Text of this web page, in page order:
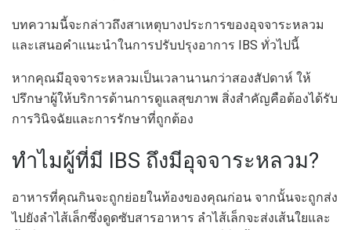
บทความนี้จะกล่าวถึงสาเหตุบางประการของอุจจาระหลวม
และเสนอคำแนะนำในการปรับปรุงอาการ IBS ทั่วไปนี้
หากคุณมีอุจจาระหลวมเป็นเวลานานกว่าสองสัปดาห์ ให้
ปรึกษาผู้ให้บริการด้านการดูแลสุขภาพ สิ่งสำคัญคือต้องได้รับ
การวินิจฉัยและการรักษาที่ถูกต้อง
ทำไมผู้ที่มี IBS ถึงมีอุจจาระหลวม?
อาหารที่คุณกินจะถูกย่อยในท้องของคุณก่อน จากนั้นจะถูกส่ง
ไปยังลำไส้เล็กซึ่งดูดซับสารอาหาร ลำไส้เล็กจะส่งเส้นใยและ